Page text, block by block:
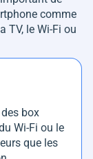
comme
TV, le Wi-Fi ou
box
Wi-Fi ou le
que les